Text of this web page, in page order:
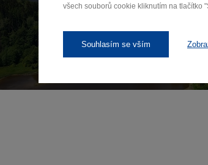
všech souborů cookie kliknutím na tlačítko
Souhlasím se všímZáleží nám na